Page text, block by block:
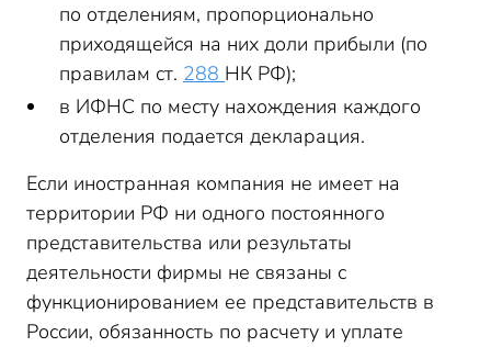
по отделениям, пропорционально
приходящейся на них доли прибыли (по
правилам ст. 288 НК РФ);
в ИФНС по месту нахождения каждого
отделения подается декларация.
Если иностранная компания не имеет на
территории РФ ни одного постоянного
представительства или результаты
деятельности фирмы не связаны с
функционированием ее представительств в
России, обязанность по расчету и уплате